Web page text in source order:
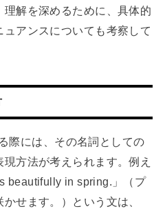
解を深めるために、具体的
アンスについても考察して
際には、その名詞としての
方法が考えられます。例え
beautifully in spring.」（プ
せます。）という文は、